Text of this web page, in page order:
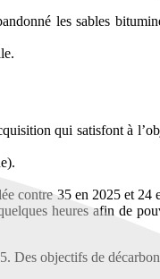
les sables
qui satisfont à
contre 35 en 2025 et
heures afin de
Des objectifs de